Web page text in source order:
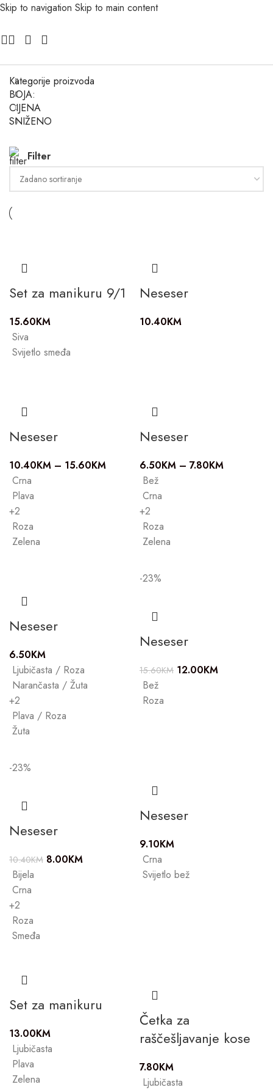
Skip to navigation Skip to main content
Kategorije proizvoda
BOJA:
CIJENA
SNIŽENO
Filter
Set za manikuru 9/1
15.60KM
Siva
Svijetlo smeđa
Neseser
10.40KM
Neseser
10.40KM – 15.60KM
Crna
Plava
+2
Roza
Zelena
Neseser
6.50KM – 7.80KM
Bež
Crna
+2
Roza
Zelena
Neseser
6.50KM
Ljubičasta / Roza
Narančasta / Žuta
+2
Plava / Roza
Žuta
-23%
Neseser
15.60KM 12.00KM
Bež
Roza
-23%
Neseser
10.40KM 8.00KM
Bijela
Crna
+2
Roza
Smeđa
Neseser
9.10KM
Crna
Svijetlo bež
Set za manikuru
13.00KM
Ljubičasta
Plava
Zelena
Četka za
raščešljavanje kose
7.80KM
Ljubičasta